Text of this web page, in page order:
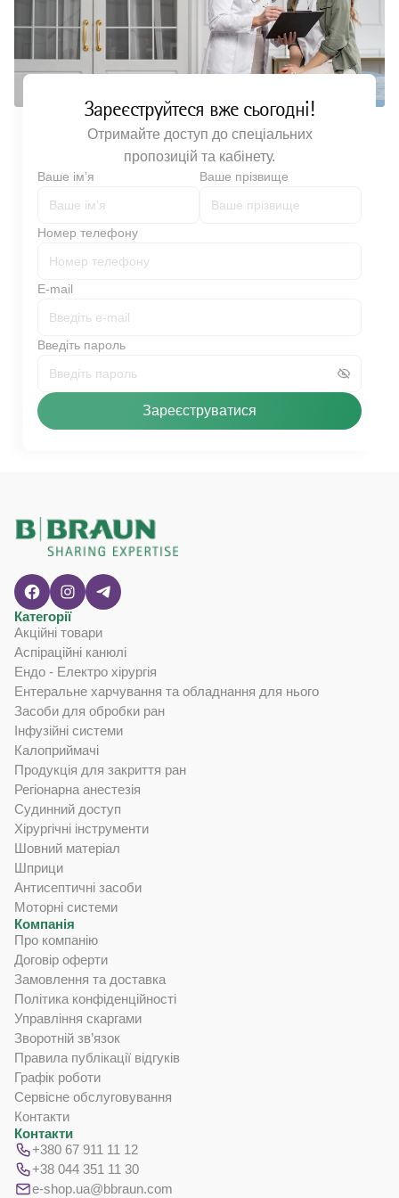
Зареєструйтеся вже сьогодні!
Отримайте доступ до спеціальних
пропозицій та кабінету.
Ваше імʼя Ваше прізвище
Номер телефону
E-mail
Введіть пароль
Зареєструватися
Категорії
Акційні товари
Аспіраційні канюлі
Ендо - Електро хірургія
Ентеральне харчування та обладнання для нього
Засоби для обробки ран
Інфузійні системи
Калоприймачі
Продукція для закриття ран
Регіонарна анестезія
Судинний доступ
Хірургічні інструменти
Шовний матеріал
Шприци
Антисептичні засоби
Моторні системи
Компанія
Про компанію
Договір оферти
Замовлення та доставка
Політика конфіденційності
Управління скаргами
Зворотній зв’язок
Правила публікації відгуків
Графік роботи
Сервісне обслуговування
Контакти
Контакти
+380 67 911 11 12
+38 044 351 11 30
e-shop.ua@bbraun.com